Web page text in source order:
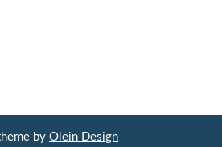
by Olein Design